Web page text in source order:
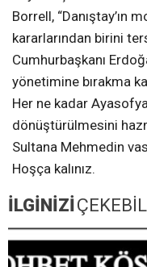
Borrell, “Danıştay’ın
kararlarından birini
Cumhurbaşkanı
yönetimine bırakma
Her ne kadar
dönüştürülmesini
Sultana Mehmedin
Hoşça kalınız.
İLGİNİZİ